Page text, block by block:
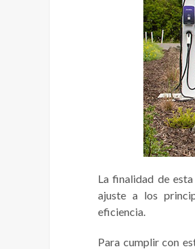
La finalidad de
ajuste a los
eficiencia.
Para cumplir con